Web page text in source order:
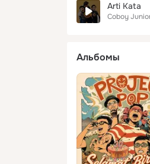
Arti Kata
Coboy
Альбомы